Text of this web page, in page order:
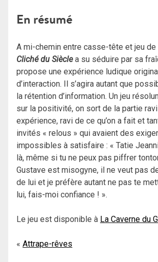
En résumé
A mi-chemin entre casse-tête et jeu de
Cliché du Sièclea su séduire par sa
propose une expérience ludique
d’interaction. Il s’agira autant que
la rétention d’information. Un jeu
sur la positivité, on sort de la partie
expérience, ravi de ce qu’on a fait et
invités « relous » qui avaient des
impossibles à satisfaire : « Tatie
là, même si tu ne peux pas piffrer
Gustave est misogyne, il ne veut pas
de lui et je préfère autant ne pas te
lui, fais-moi confiance ! ».
Le jeu est disponible à La Caverne du
Navigation
Attrape-rêves